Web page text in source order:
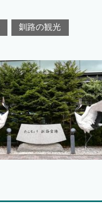
釧路の観光